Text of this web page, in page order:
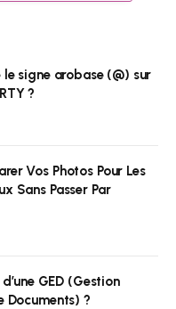
signe arobase (@) sur
?
Vos Photos Pour Les
Sans Passer Par
GED (Gestion
Documents) ?